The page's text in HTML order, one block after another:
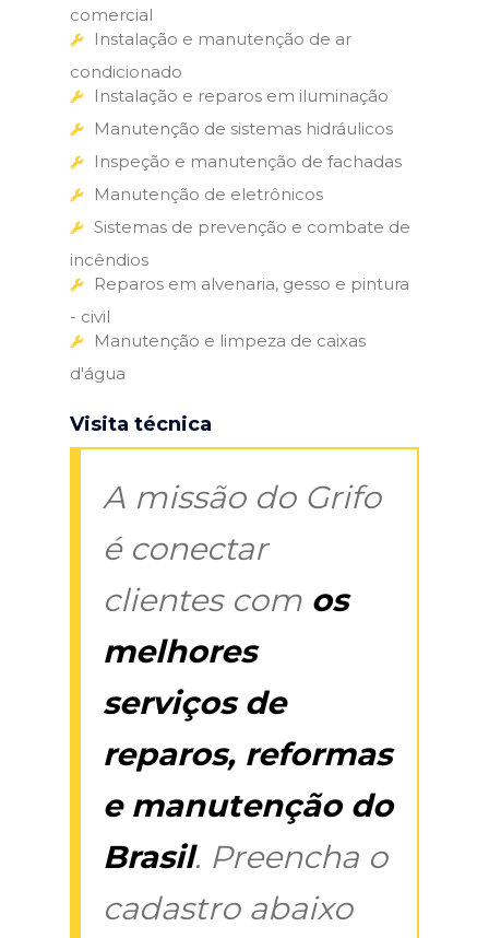
comercial
Instalação e manutenção de ar
condicionado
Instalação e reparos em iluminação
Manutenção de sistemas hidráulicos
Inspeção e manutenção de fachadas
Manutenção de eletrônicos
Sistemas de prevenção e combate de
incêndios
Reparos em alvenaria, gesso e pintura
- civil
Manutenção e limpeza de caixas
d'água
Visita técnica
A missão do Grifo
é conectar
clientes com os
melhores
serviços de
reparos, reformas
e manutenção do
Brasil. Preencha o
cadastro abaixo